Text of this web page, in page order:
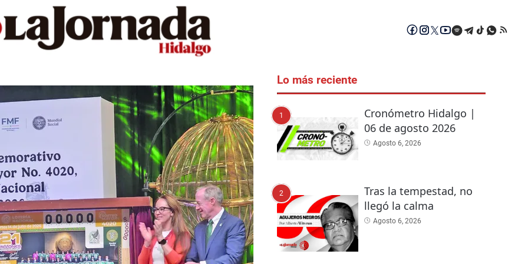
Lo más reciente
1
Cronómetro Hidalgo |
06 de agosto 2026
Agosto 6, 2026
2
Tras la tempestad, no
llegó la calma
Agosto 6, 2026